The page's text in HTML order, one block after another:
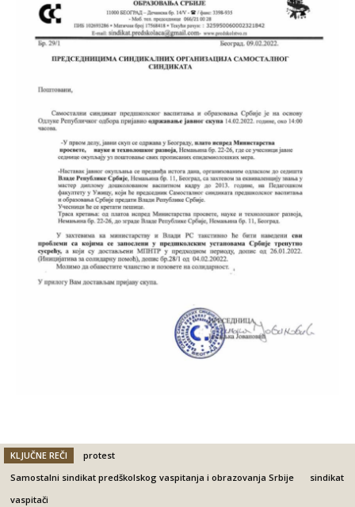
KLJUČNE REČI
protest
Samostalni sindikat predškolskog vaspitanja i obrazovanja Srbije
sindikat
vaspitači